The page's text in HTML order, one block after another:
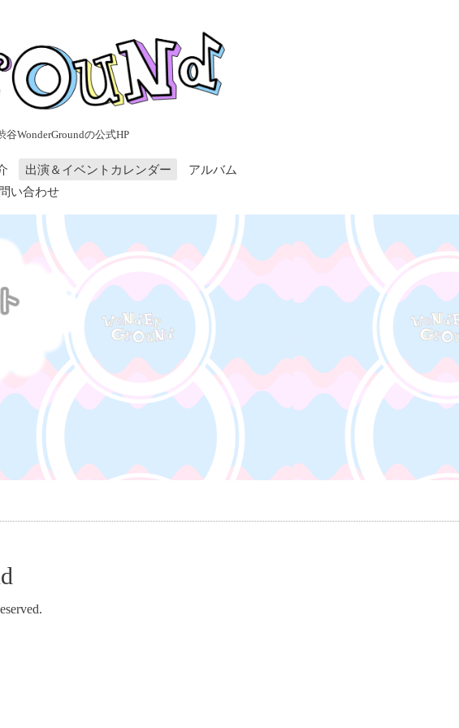
WonderGroundの公式HP
出演＆イベントカレンダー
アルバム
い合わせ